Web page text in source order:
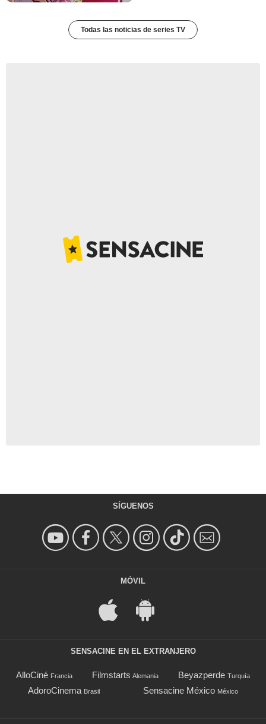
Todas las noticias de series TV
SÍGUENOS
MÓVIL
SENSACINE EN EL EXTRANJERO
AlloCiné Francia Filmstarts Alemania Beyazperde Turquía
AdoroCinema Brasil Sensacine México México